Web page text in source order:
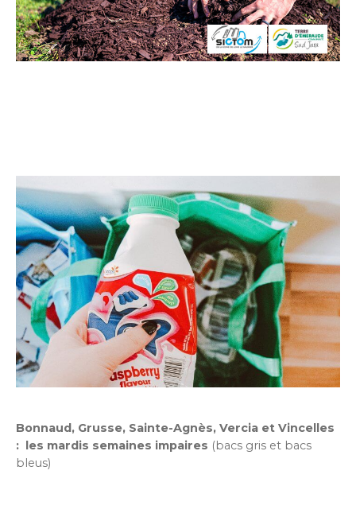
Bonnaud, Grusse, Sainte-Agnès, Vercia et Vincelles
: les mardis semaines impaires (bacs gris et bacs
bleus)